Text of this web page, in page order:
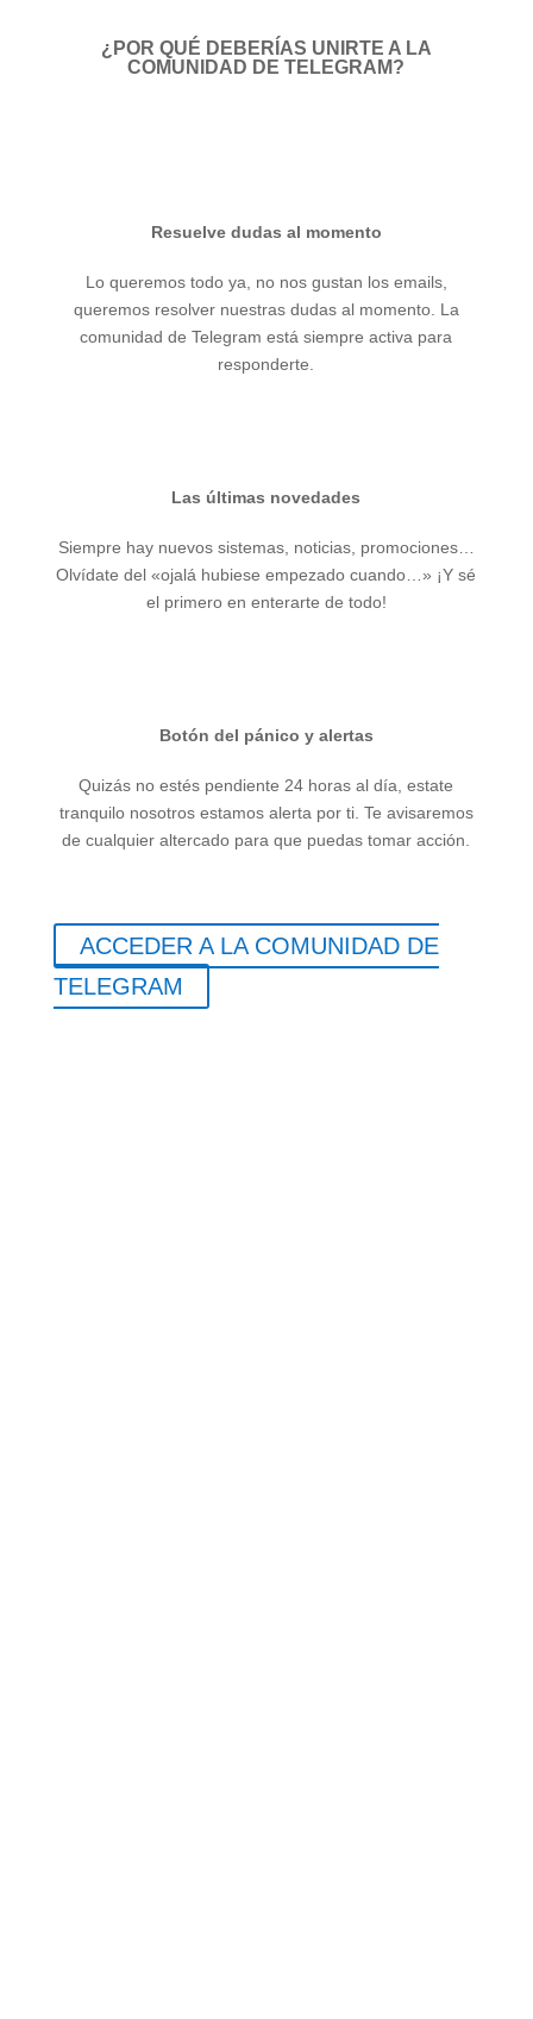
¿POR QUÉ DEBERÍAS UNIRTE A LA
COMUNIDAD DE TELEGRAM?
Resuelve dudas al momento
Lo queremos todo ya, no nos gustan los emails,
queremos resolver nuestras dudas al momento. La
comunidad de Telegram está siempre activa para
responderte.
Las últimas novedades
Siempre hay nuevos sistemas, noticias, promociones…
Olvídate del «ojalá hubiese empezado cuando…» ¡Y sé
el primero en enterarte de todo!
Botón del pánico y alertas
Quizás no estés pendiente 24 horas al día, estate
tranquilo nosotros estamos alerta por ti. Te avisaremos
de cualquier altercado para que puedas tomar acción.
ACCEDER A LA COMUNIDAD DE
TELEGRAM